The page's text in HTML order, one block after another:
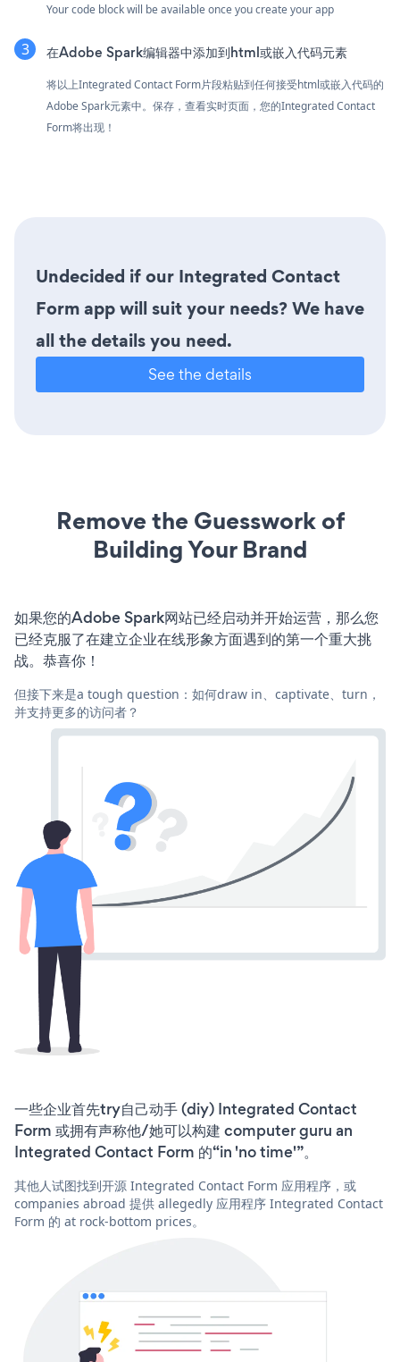
Your code block will be available once you create your app
在Adobe Spark编辑器中添加到html或嵌入代码元素
将以上Integrated Contact Form片段粘贴到任何接受html或嵌入代码的
Adobe Spark元素中。保存，查看实时页面，您的Integrated Contact
Form将出现！
Undecided if our Integrated Contact
Form app will suit your needs? We have
all the details you need.
See the details
Remove the Guesswork of
Building Your Brand
如果您的Adobe Spark网站已经启动并开始运营，那么您
已经克服了在建立企业在线形象方面遇到的第一个重大挑
战。恭喜你！
但接下来是a tough question：如何draw in、captivate、turn，
并支持更多的访问者？
一些企业首先try自己动手 (diy) Integrated Contact
Form 或拥有声称他/她可以构建 computer guru an
Integrated Contact Form 的“in 'no time'”。
其他人试图找到开源 Integrated Contact Form 应用程序，或
companies abroad 提供 allegedly 应用程序 Integrated Contact
Form 的 at rock-bottom prices。